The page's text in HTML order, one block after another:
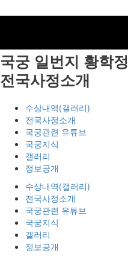
국궁 일번지 황학정
전국사정소개
수상내역(갤러리)
전국사정소개
국궁관련 유튜브
국궁지식
갤러리
정보공개
수상내역(갤러리)
전국사정소개
국궁관련 유튜브
국궁지식
갤러리
정보공개